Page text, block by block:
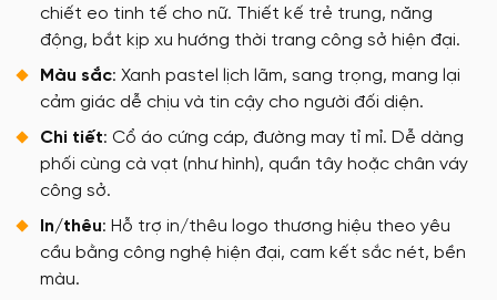
chiết eo tinh tế cho nữ. Thiết kế trẻ trung, năng
động, bắt kịp xu hướng thời trang công sở hiện đại.
Màu sắc: Xanh pastel lịch lãm, sang trọng, mang lại
cảm giác dễ chịu và tin cậy cho người đối diện.
Chi tiết: Cổ áo cứng cáp, đường may tỉ mỉ. Dễ dàng
phối cùng cà vạt (như hình), quần tây hoặc chân váy
công sở.
In/thêu: Hỗ trợ in/thêu logo thương hiệu theo yêu
cầu bằng công nghệ hiện đại, cam kết sắc nét, bền
màu.